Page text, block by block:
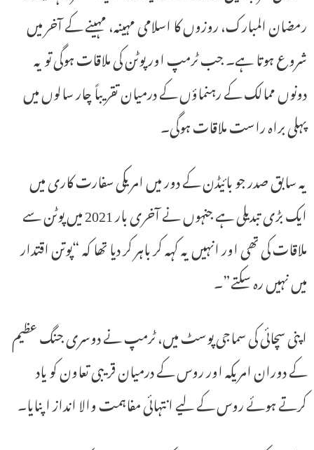
رمضان المبارک، روزوں کا اسلامی مہینہ، مہینے کے آخر میں
شروع ہوتا ہے۔ جب ٹرمپ اور پوٹن کی ملاقات ہوگی تو یہ
دونوں ممالک کے رہنماؤں کے درمیان تقریباً چار سالوں میں
پہلی براہ راست ملاقات ہوگی۔
یہ سابق صدر جو بائیڈن کے دور میں امریکی سفارت کاری میں
ایک بڑی تبدیلی ہے جنہوں نے آخری بار 2021 میں پوٹن سے
ملاقات کی تھی اور انہیں یہ کہہ کر باہر کر دیا تھا کہ “پوتن اقتدار
میں نہیں رہ سکتے”۔
اپنی سچائی کی سماجی پوسٹ میں، ٹرمپ نے دوسری جنگ عظیم
کے دوران امریکہ اور روس کے درمیان قریبی تعاون کو یاد
کرتے ہوئے روس کے لیے انتہائی مفاہمت والا انداز اپنایا۔